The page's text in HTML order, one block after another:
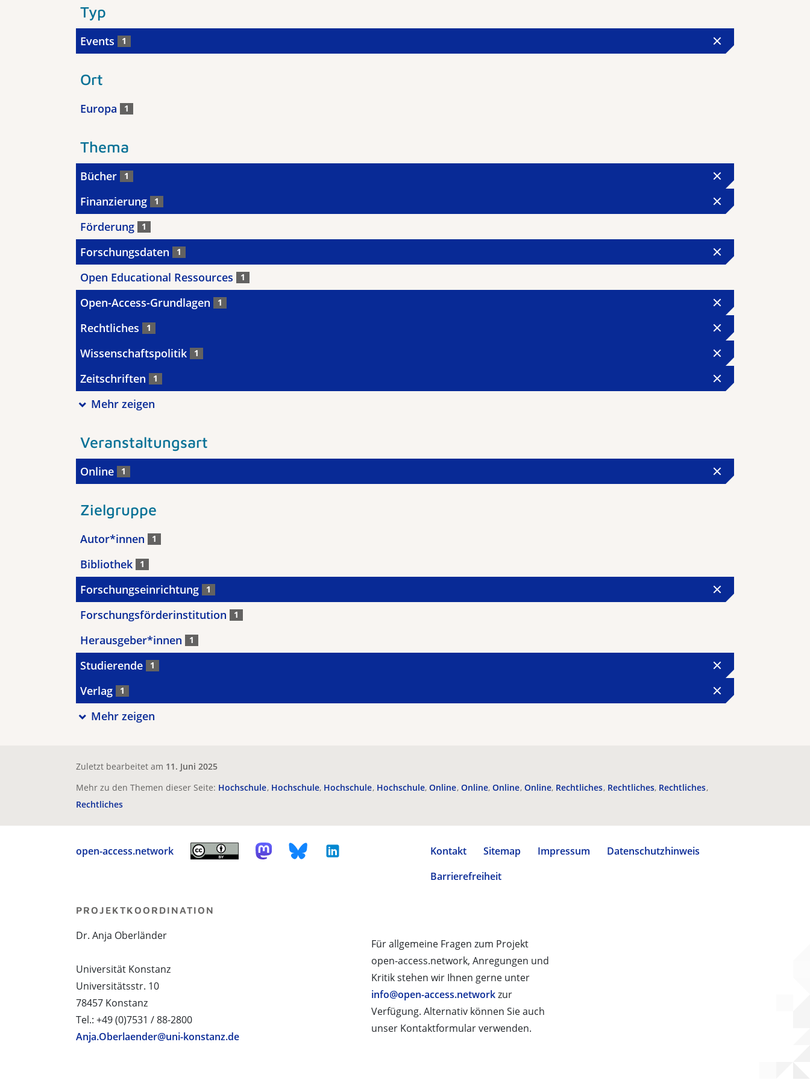
Typ
Events 1
Ort
Europa 1
Thema
Bücher 1
Finanzierung 1
Förderung 1
Forschungsdaten 1
Open Educational Ressources 1
Open-Access-Grundlagen 1
Rechtliches 1
Wissenschaftspolitik 1
Zeitschriften 1
Mehr zeigen
Veranstaltungsart
Online 1
Zielgruppe
Autor*innen 1
Bibliothek 1
Forschungseinrichtung 1
Forschungsförderinstitution 1
Herausgeber*innen 1
Studierende 1
Verlag 1
Mehr zeigen
Zuletzt bearbeitet am 11. Juni 2025
Mehr zu den Themen dieser Seite: Hochschule Hochschule Hochschule Hochschule Online Online Online Online Rechtliches Rechtliches Rechtliches
Rechtliches
open-access.network Kontakt Sitemap Impressum
Datenschutzhinweis
Barrierefreiheit
Für allgemeine Fragen zum Projekt
open-access.network, Anregungen und
Kritik stehen wir Ihnen gerne unter
info@open-access.networkzur
Verfügung. Alternativ können Sie auch
unser Kontaktformular verwenden.
PROJEKTKOORDINATION
Dr. Anja Oberländer
Universität Konstanz
Universitätsstr. 10
78457 Konstanz
Tel.: +49 (0)7531 / 88-2800
Anja.Oberlaender@uni-konstanz.de